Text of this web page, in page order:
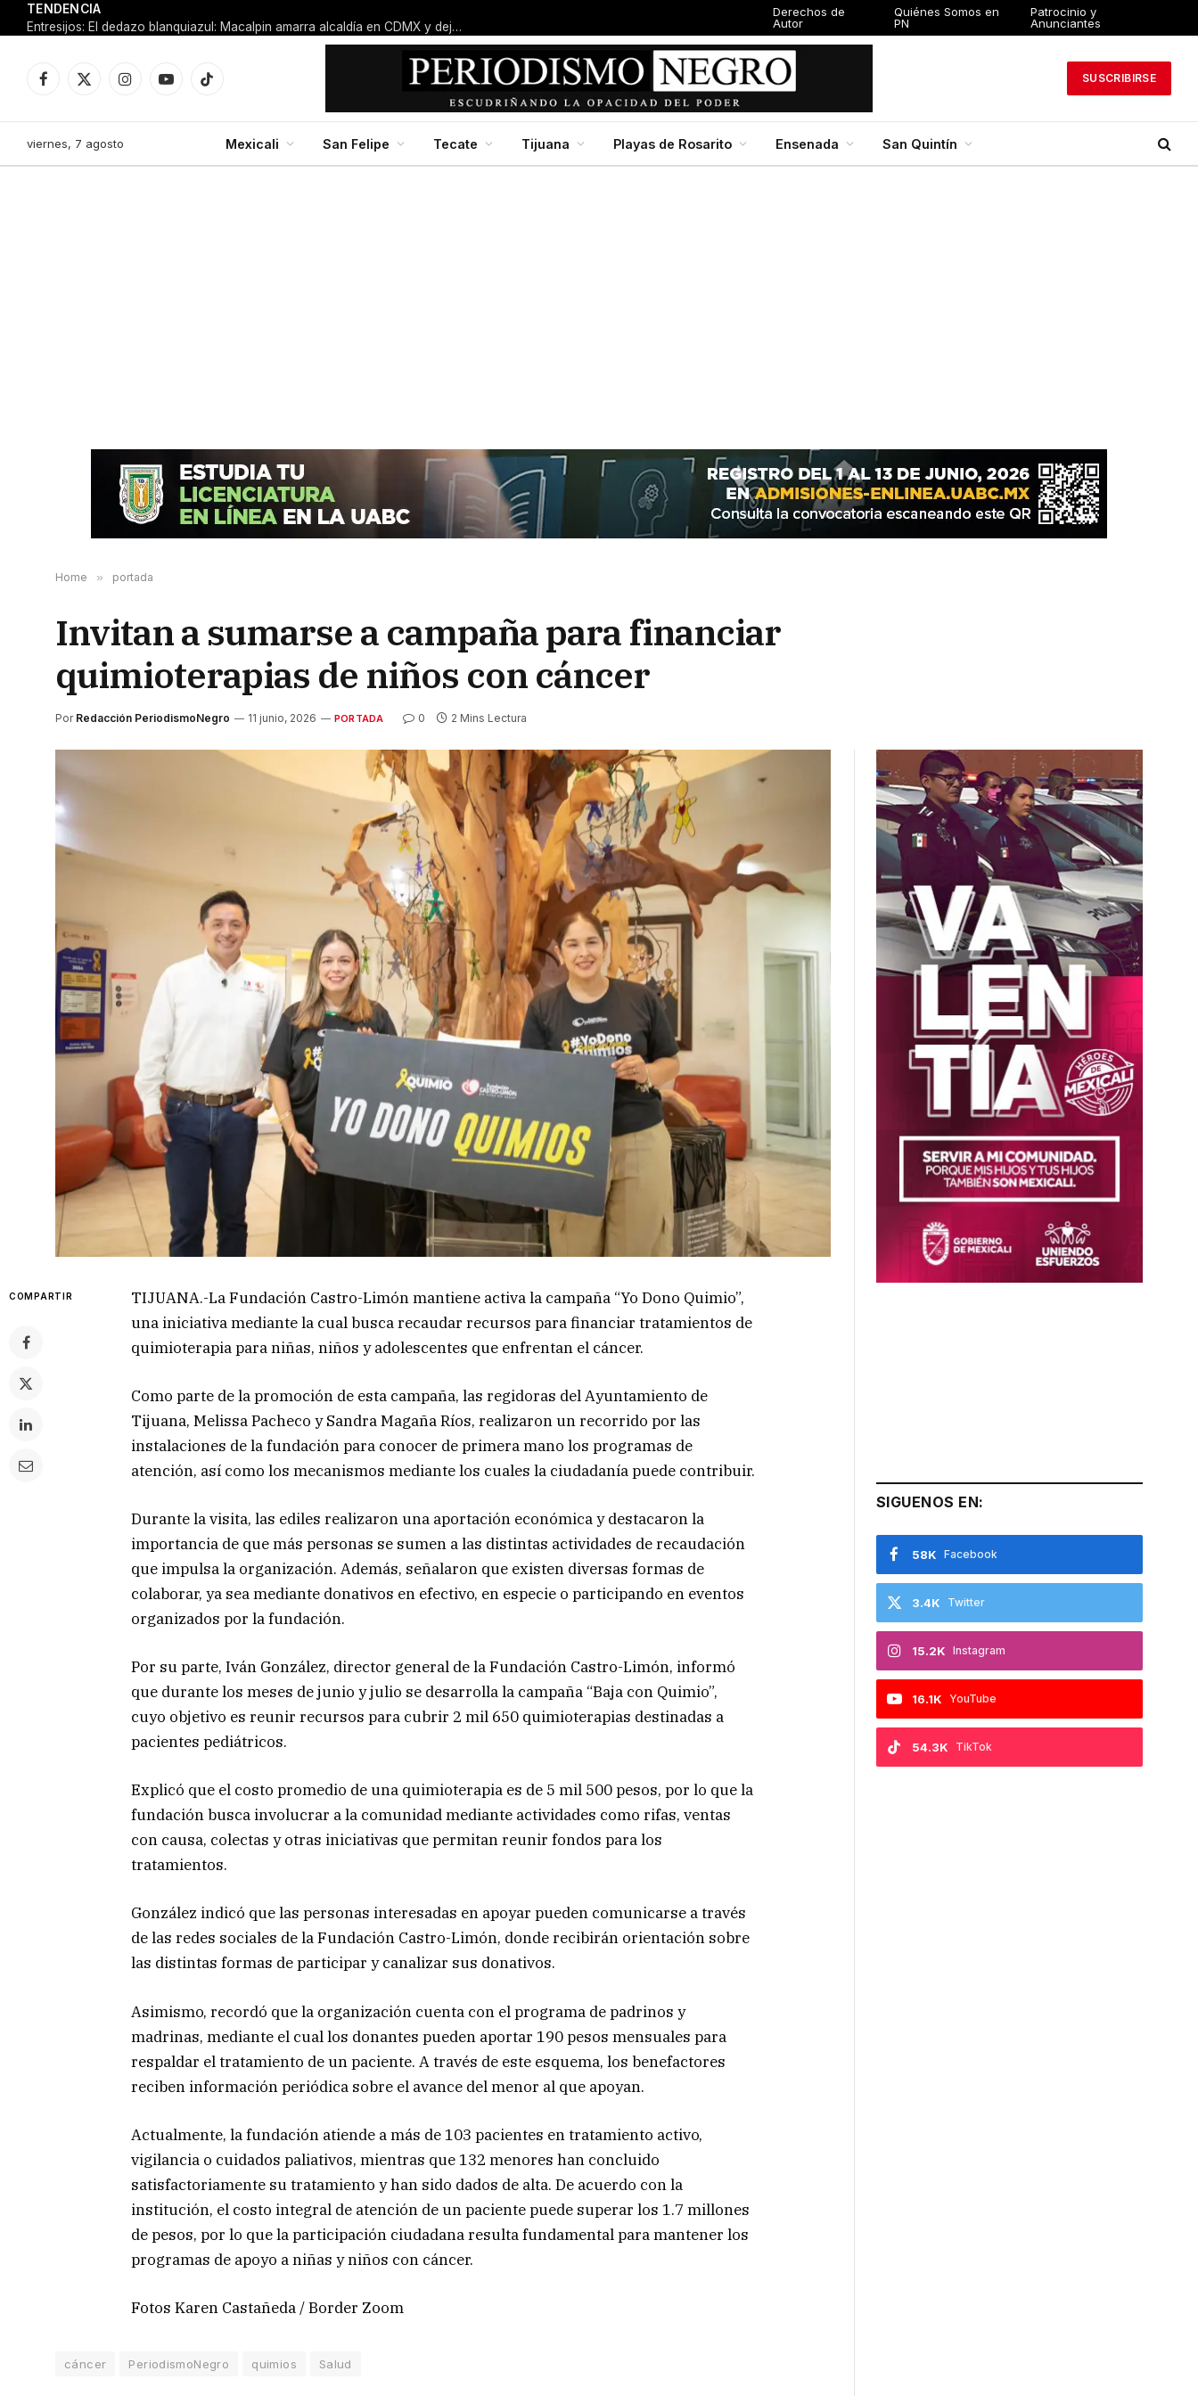
TENDENCIA
Entresijos: El dedazo blanquiazul: Macalpin amarra alcaldía en CDMX y deja al panismo local con el dedo en la boca
Derechos de
Autor
Quiénes Somos en
PN
Patrocinio y
Anunciantes
Facebook
X
InstagramYouTubeTikTok
SUSCRIBIRSE
viernes, 7 agosto Mexicali San Felipe Tecate Tijuana Playas de Rosarito Ensenada San Quintín
Home » portada
Invitan a sumarse a campaña para financiar
quimioterapias de niños con cáncer
Por Redacción PeriodismoNegro 11 junio, 2026 PORTADA 0 2 Mins Lectura
COMPARTIR
TIJUANA.-La Fundación Castro-Limón mantiene activa la campaña “Yo Dono Quimio”,
una iniciativa mediante la cual busca recaudar recursos para financiar tratamientos de
quimioterapia para niñas, niños y adolescentes que enfrentan el cáncer.
Como parte de la promoción de esta campaña, las regidoras del Ayuntamiento de
Tijuana, Melissa Pacheco y Sandra Magaña Ríos, realizaron un recorrido por las
instalaciones de la fundación para conocer de primera mano los programas de
atención, así como los mecanismos mediante los cuales la ciudadanía puede contribuir.
Durante la visita, las ediles realizaron una aportación económica y destacaron la
importancia de que más personas se sumen a las distintas actividades de recaudación
que impulsa la organización. Además, señalaron que existen diversas formas de
colaborar, ya sea mediante donativos en efectivo, en especie o participando en eventos
organizados por la fundación.
Por su parte, Iván González, director general de la Fundación Castro-Limón, informó
que durante los meses de junio y julio se desarrolla la campaña “Baja con Quimio”,
cuyo objetivo es reunir recursos para cubrir 2 mil 650 quimioterapias destinadas a
pacientes pediátricos.
Explicó que el costo promedio de una quimioterapia es de 5 mil 500 pesos, por lo que la
fundación busca involucrar a la comunidad mediante actividades como rifas, ventas
con causa, colectas y otras iniciativas que permitan reunir fondos para los
tratamientos.
González indicó que las personas interesadas en apoyar pueden comunicarse a través
de las redes sociales de la Fundación Castro-Limón, donde recibirán orientación sobre
las distintas formas de participar y canalizar sus donativos.
Asimismo, recordó que la organización cuenta con el programa de padrinos y
madrinas, mediante el cual los donantes pueden aportar 190 pesos mensuales para
respaldar el tratamiento de un paciente. A través de este esquema, los benefactores
reciben información periódica sobre el avance del menor al que apoyan.
Actualmente, la fundación atiende a más de 103 pacientes en tratamiento activo,
vigilancia o cuidados paliativos, mientras que 132 menores han concluido
satisfactoriamente su tratamiento y han sido dados de alta. De acuerdo con la
institución, el costo integral de atención de un paciente puede superar los 1.7 millones
de pesos, por lo que la participación ciudadana resulta fundamental para mantener los
programas de apoyo a niñas y niños con cáncer.
Fotos Karen Castañeda / Border Zoom
cáncer PeriodismoNegro quimios Salud
SIGUENOS EN:
Facebook
58K
Twitter
3.4K
Instagram
15.2K
YouTube
16.1K
TikTok
54.3K